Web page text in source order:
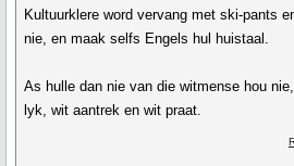
Kultuurklere word vervang met ski-pants
nie, en maak selfs Engels hul huistaal.
As hulle dan nie van die witmense hou
lyk, wit aantrek en wit praat.